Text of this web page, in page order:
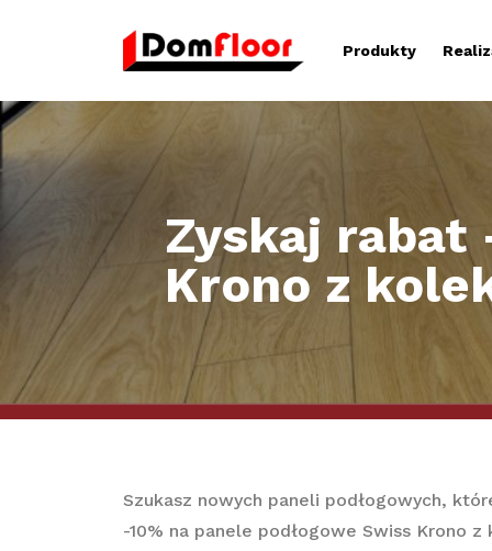
Produkty
Zyskaj rabat
Krono z
Szukasz nowych paneli podłogowych,
-10% na panele podłogowe Swiss Krono z